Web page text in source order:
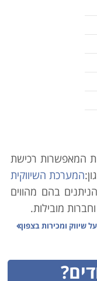
המאפשרות רכישת
המערכת השיווקית
בהם מהווים
מובילות.
מדויק, הממצה את
להביאו לצמיחה
כך שניתן יהיה
שיווק ומכירות בצפון